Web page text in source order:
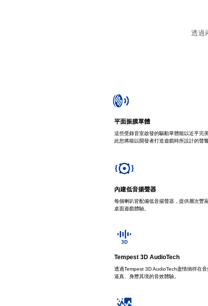
透過
平面振膜單體
這些受錄音室啟發的驅動單體能以近乎完
此您將能以開發者打造遊戲時所設計的聲
內建低音揚聲器
每個喇叭皆配備低音揚聲器，提供層次豐
桌面遊戲體驗。
Tempest 3D AudioTech
透過Tempest 3D AudioTech盡情徜徉在
逼真、身歷其境的音效體驗。